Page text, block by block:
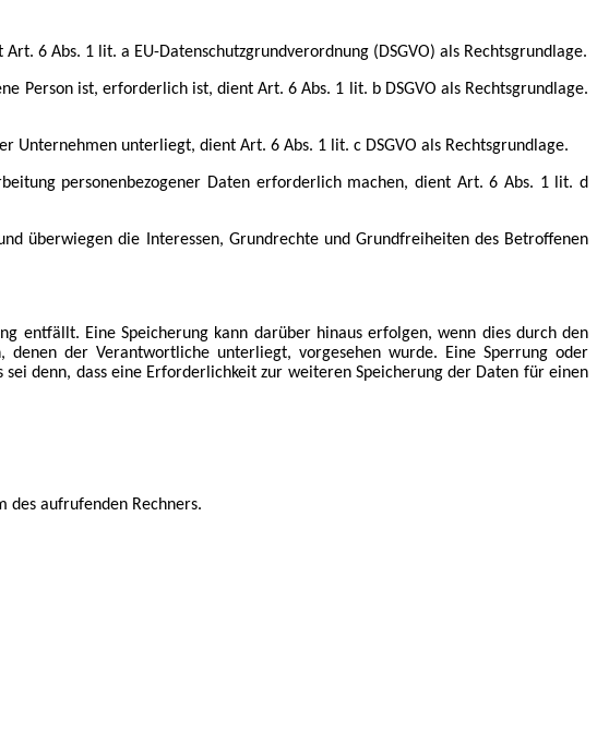
6 Abs. 1 lit. a EU-Datenschutzgrundverordnung (DSGVO) als Rechtsgrundlage.
Person ist, erforderlich ist, dient Art. 6 Abs. 1 lit. b DSGVO als Rechtsgrundlage.
unterliegt, dient Art. 6 Abs. 1 lit. c DSGVO als Rechtsgrundlage.
personenbezogener Daten erforderlich machen, dient Art. 6 Abs. 1 lit. d
überwiegen die Interessen, Grundrechte und Grundfreiheiten des Betroffenen
entfällt. Eine Speicherung kann darüber hinaus erfolgen, wenn dies durch den
denen der Verantwortliche unterliegt, vorgesehen wurde. Eine Sperrung oder
denn, dass eine Erforderlichkeit zur weiteren Speicherung der Daten für einen
des aufrufenden Rechners.